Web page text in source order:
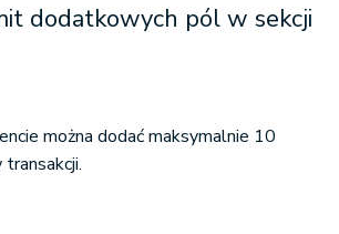
dodatkowych pól w sekcji
można dodać maksymalnie 10